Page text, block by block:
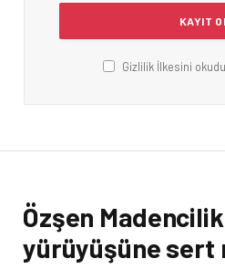
Gizlilik İlkesini
Özşen
yürüyüşüne sert